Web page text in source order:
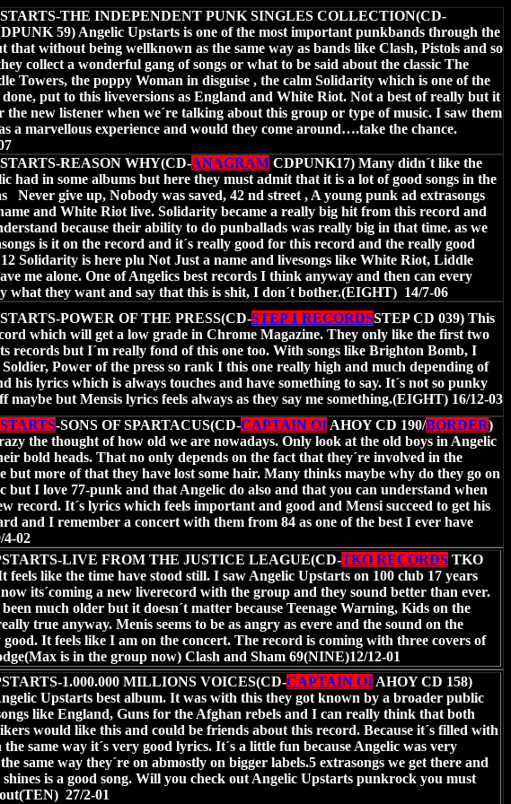
THE INDEPENDENT PUNK SINGLES COLLECTION(CD-
59) Angelic Upstarts is one of the most important punkbands through the
that without being wellknown as the same way as bands like Clash, Pistols and so
collect a wonderful gang of songs or what to be said about the classic The
Towers, the poppy Woman in disguise , the calm Solidarity which is one of the
done, put to this liveversions as England and White Riot. Not a best of really but it
the new listener when we´re talking about this group or type of music. I saw them
a marvellous experience and would they come around….take the chance.
REASON WHY(CD-ANAGRAM CDPUNK17) Many didn´t like the
had in some albums but here they must admit that it is a lot of good songs in the
Never give up, Nobody was saved, 42 nd street , A young punk ad extrasongs
and White Riot live. Solidarity became a really big hit from this record and
because their ability to do punballads was really big in that time. as we
is it on the record and it´s really good for this record and the really good
Solidarity is here plu Not Just a name and livesongs like White Riot, Liddle
me alone. One of Angelics best records I think anyway and then can every
what they want and say that this is shit, I don´t bother.(EIGHT) 14/7-06
POWER OF THE PRESS(CD-STEP 1 RECORDSSTEP CD 039) This
which will get a low grade in Chrome Magazine. They only like the first two
records but I´m really fond of this one too. With songs like Brighton Bomb, I
Soldier, Power of the press so rank I this one really high and much depending of
his lyrics which is always touches and have something to say. It´s not so punky
maybe but Mensis lyrics feels always as they say me something.(EIGHT) 16/12-03
-SONS OF SPARTACUS(CD-CAPTAIN OI AHOY CD 190/BORDER)
the thought of how old we are nowadays. Only look at the old boys in Angelic
bold heads. That no only depends on the fact that they´re involved in the
but more of that they have lost some hair. Many thinks maybe why do they go on
but I love 77-punk and that Angelic do also and that you can understand when
record. It´s lyrics which feels important and good and Mensi succeed to get his
and I remember a concert with them from 84 as one of the best I ever have
4-02
LIVE FROM THE JUSTICE LEAGUE(CD-TKO RECORDS TKO
feels like the time have stood still. I saw Angelic Upstarts on 100 club 17 years
its´coming a new liverecord with the group and they sound better than ever.
much older but it doesn´t matter because Teenage Warning, Kids on the
true anyway. Menis seems to be as angry as evere and the sound on the
It feels like I am on the concert. The record is coming with three covers of
is in the group now) Clash and Sham 69(NINE)12/12-01
1.000.000 MILLIONS VOICES(CD-CAPTAIN OI AHOY CD 158)
Upstarts best album. It was with this they got known by a broader public
like England, Guns for the Afghan rebels and I can really think that both
would like this and could be friends about this record. Because it´s filled with
same way it´s very good lyrics. It´s a little fun because Angelic was very
same way they´re on abmostly on bigger labels.5 extrasongs we get there and
is a good song. Will you check out Angelic Upstarts punkrock you must
27/2-01